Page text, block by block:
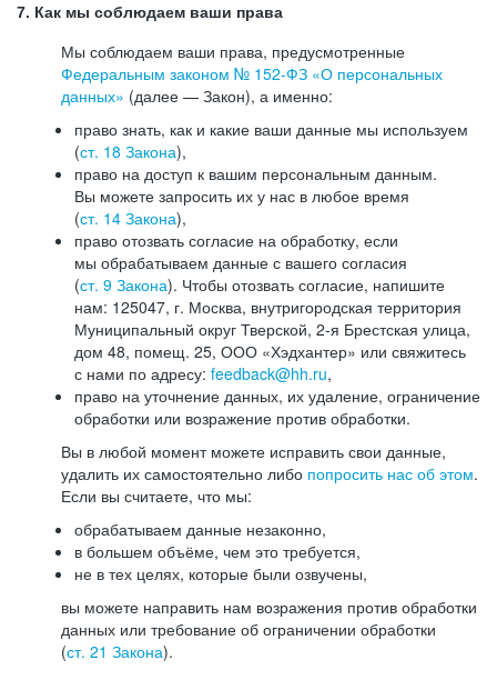
7. Как мы соблюдаем ваши права
Мы соблюдаем ваши права, предусмотренные
Федеральным законом № 152-ФЗ «О персональных
данных» (далее — Закон), а именно:
право знать, как и какие ваши данные мы используем
(ст. 18 Закона),
право на доступ к вашим персональным данным.
Вы можете запросить их у нас в любое время
(ст. 14 Закона),
право отозвать согласие на обработку, если
мы обрабатываем данные с вашего согласия
(ст. 9 Закона). Чтобы отозвать согласие, напишите
нам: 125047, г. Москва, внутригородская территория
Муниципальный округ Тверской, 2-я Брестская улица,
дом 48, помещ. 25, ООО «Хэдхантер» или свяжитесь
с нами по адресу: feedback@hh.ru,
право на уточнение данных, их удаление, ограничение
обработки или возражение против обработки.
Вы в любой момент можете исправить свои данные,
удалить их самостоятельно либо попросить нас об этом.
Если вы считаете, что мы:
обрабатываем данные незаконно,
в большем объёме, чем это требуется,
не в тех целях, которые были озвучены,
вы можете направить нам возражения против обработки
данных или требование об ограничении обработки
(ст. 21 Закона).